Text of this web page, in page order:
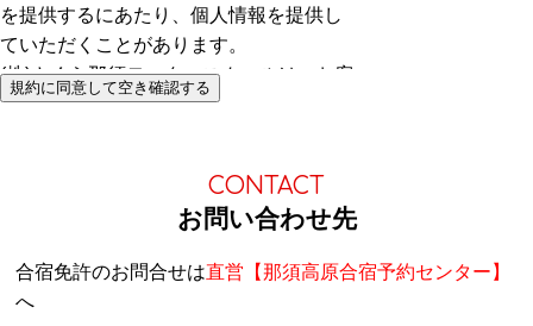
規約に同意して空き確認する
CONTACT
お問い合わせ先
合宿免許のお問合せは直営【那須高原合宿予約センター】
へ